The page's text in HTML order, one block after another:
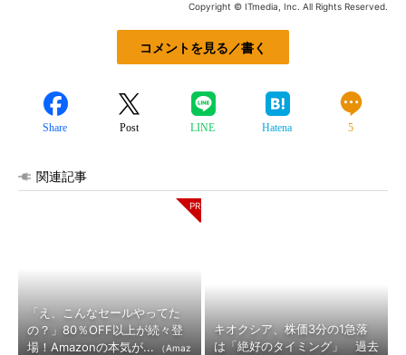
Copyright © ITmedia, Inc. All Rights Reserved.
コメントを見る／書く
Share Post LINE Hatena 5
関連記事
「え、こんなセールやってた
の？」80％OFF以上が続々登
場！Amazonの本気が...
（Amaz
キオクシア、株価3分の1急落
は「絶好のタイミング」 過去